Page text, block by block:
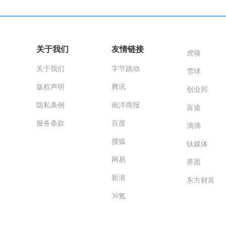
关于我们
关于我们
版权声明
隐私条例
服务条款
友情链接
字节跳动
腾讯
南洋商报
百度
搜狐
网易
新浪
36氪
虎嗅
雪球
创业邦
富途
滴滴
钛媒体
界面
东方财富